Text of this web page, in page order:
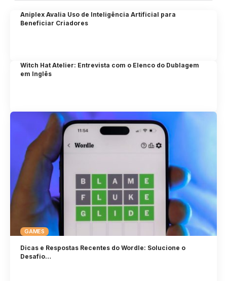
Aniplex Avalia Uso de Inteligência Artificial para
Beneficiar Criadores
Witch Hat Atelier: Entrevista com o Elenco do Dublagem
em Inglês
GAMES
Dicas e Respostas Recentes do Wordle: Solucione o
Desafio…